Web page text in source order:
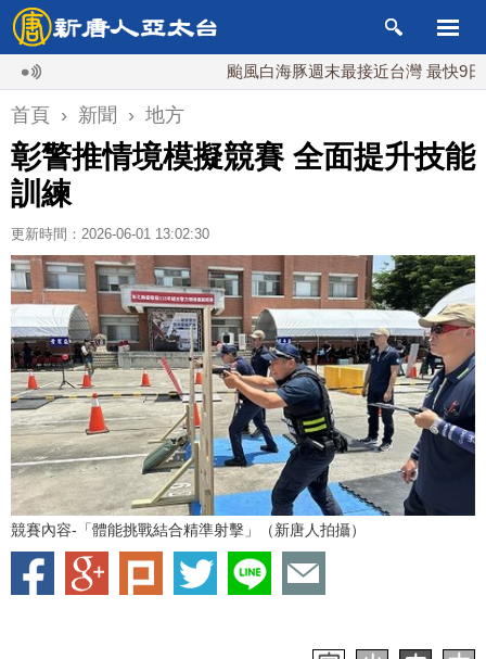
颱風白海豚週末最接近台灣 最快9日可能登
首頁 › 新聞 › 地方
彰警推情境模擬競賽 全面提升技能
訓練
更新時間：2026-06-01 13:02:30
競賽內容-「體能挑戰結合精準射擊」（新唐人拍攝）